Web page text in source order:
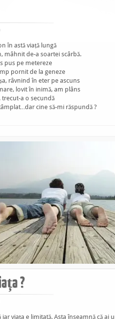
în astă viață lungă
mâhnit de-a soartei scârbă.
pus pe metereze
pornit de la geneze
râvnind în eter pe ascuns
lovit în inimă, am plâns
trecut-a o secundă
cine să-mi răspundă ?
?
iar viața e limitată. Asta înseamnă că ai